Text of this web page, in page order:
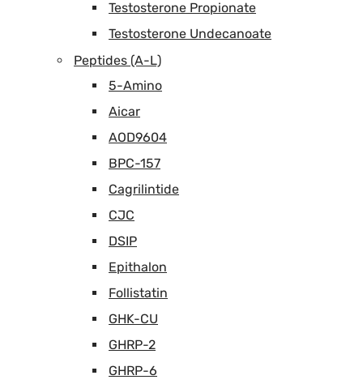
Testosterone Propionate
Testosterone Undecanoate
Peptides (A-L)
5-Amino
Aicar
AOD9604
BPC-157
Cagrilintide
CJC
DSIP
Epithalon
Follistatin
GHK-CU
GHRP-2
GHRP-6